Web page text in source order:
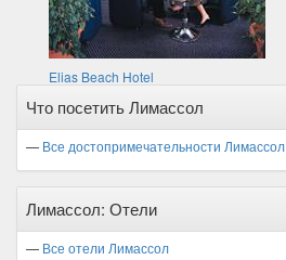
Elias Beach Hotel
Что посетить Лимассол
— Все достопримечательности Лимассол
Лимассол: Отели
— Все отели Лимассол